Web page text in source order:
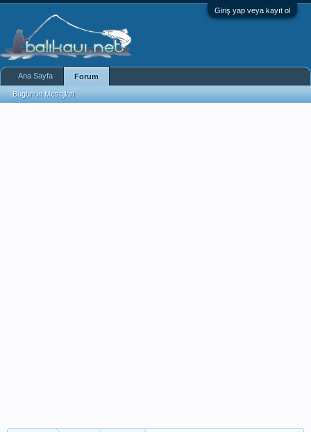
Giriş yap veya kayıt ol
Ana Sayfa Forum
Bugünün Mesajları